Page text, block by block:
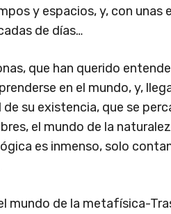
y espacios, y, con unas
de días…
que han querido
en el mundo, y,
su existencia, que se
el mundo de la
es inmenso, solo
mundo de la metafísica-